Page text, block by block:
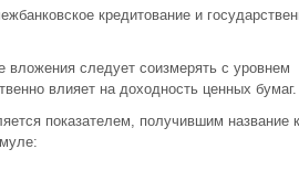
кредитование и
следует соизмерять с уровнем
влияет на доходность ценных бумаг.
показателем, получившим название